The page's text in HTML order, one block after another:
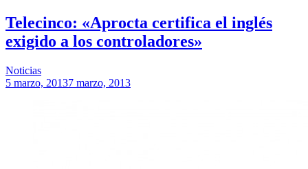
Telecinco: «Aprocta certifica el inglés
exigido a los controladores»
Noticias
5 marzo, 20137 marzo, 2013